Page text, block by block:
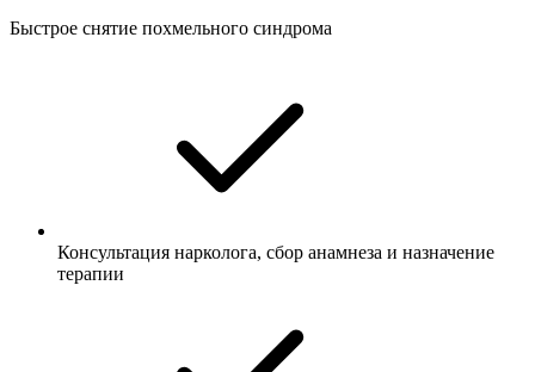
Быстрое снятие похмельного синдрома
Консультация нарколога, сбор анамнеза и назначение
терапии